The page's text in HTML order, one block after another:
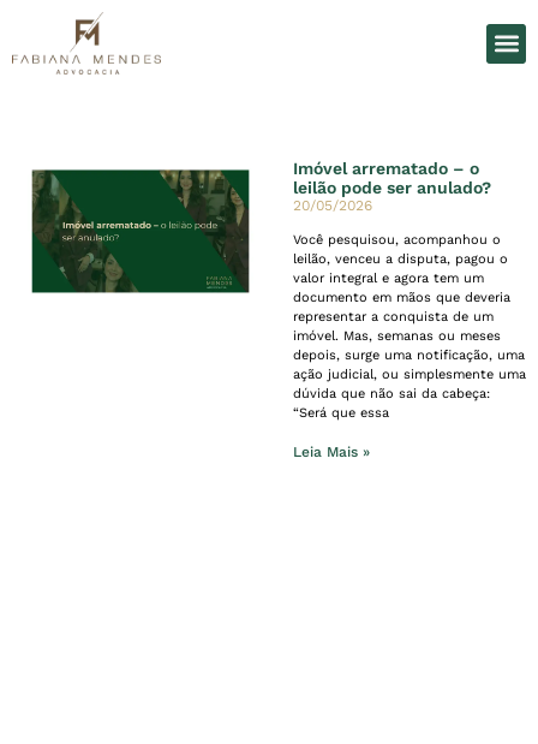
Imóvel arrematado – o
leilão pode ser anulado?
20/05/2026
Você pesquisou, acompanhou o
leilão, venceu a disputa, pagou o
valor integral e agora tem um
documento em mãos que deveria
representar a conquista de um
imóvel. Mas, semanas ou meses
depois, surge uma notificação, uma
ação judicial, ou simplesmente uma
dúvida que não sai da cabeça:
“Será que essa
Leia Mais »